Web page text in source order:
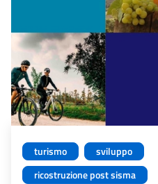
turismo
sviluppo
ricostruzione post sisma